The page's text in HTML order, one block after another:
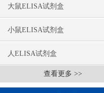
大鼠ELISA试剂盒
小鼠ELISA试剂盒
人ELISA试剂盒
查看更多 >>